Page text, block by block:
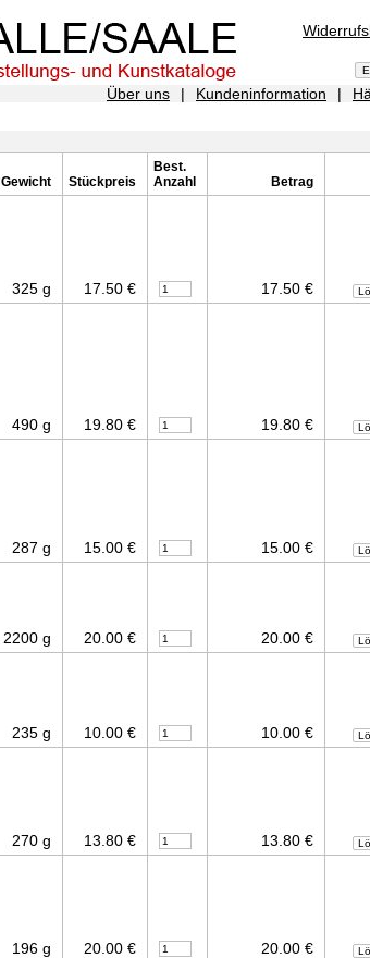
Über uns | Kundeninformation |
Gewicht Stückpreis
Best.
Anzahl
Betrag
325 g 17.50 € 17.50 €
490 g 19.80 € 19.80 €
287 g 15.00 € 15.00 €
2200 g 20.00 € 20.00 €
235 g 10.00 € 10.00 €
270 g 13.80 € 13.80 €
196 g 20.00 € 20.00 €